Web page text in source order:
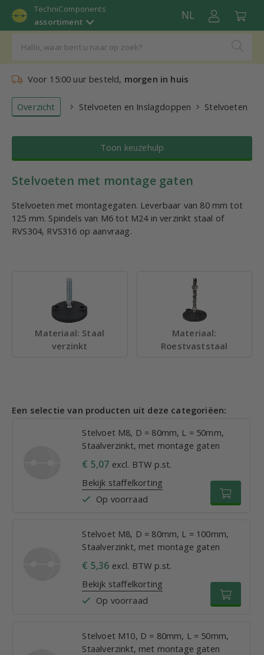
TechniComponents
assortiment
NL
Voor 15:00 uur besteld, morgen in huis
Overzicht Stelvoeten en Inslagdoppen Stelvoeten
Toon keuzehulp
Stelvoeten met montage gaten
Stelvoeten met montagegaten. Leverbaar van 80 mm tot
125 mm. Spindels van M6 tot M24 in verzinkt staal of
RVS304, RVS316 op aanvraag.
Materiaal: Staal
verzinkt
Materiaal:
Roestvaststaal
Een selectie van producten uit deze categoriëen:
Stelvoet M8, D = 80mm, L = 50mm,
Staalverzinkt, met montage gaten
€ 5,07 excl. BTW p.st.
Bekijk staffelkorting
Op voorraad
Stelvoet M8, D = 80mm, L = 100mm,
Staalverzinkt, met montage gaten
€ 5,36 excl. BTW p.st.
Bekijk staffelkorting
Op voorraad
Stelvoet M10, D = 80mm, L = 50mm,
Staalverzinkt, met montage gaten